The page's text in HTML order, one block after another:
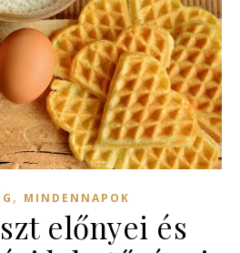
, MINDENNAPOK
előnyei és